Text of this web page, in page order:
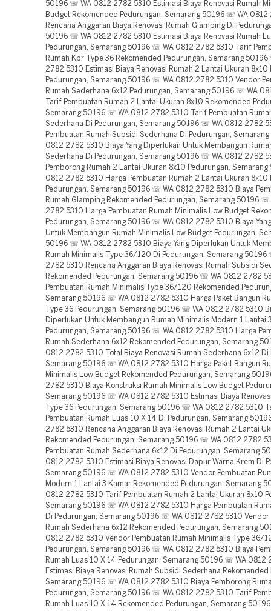
50196 ☏ WA 0812 2782 5310 Estimasi Biaya Renovasi Rumah
Budget Rekomended Pedurungan, Semarang 50196 ☏ WA 0812
Rencana Anggaran Biaya Renovasi Rumah Glamping Di
50196 ☏ WA 0812 2782 5310 Estimasi Biaya Renovasi Rumah
Pedurungan, Semarang 50196 ☏ WA 0812 2782 5310 Tarif
Rumah Kpr Type 36 Rekomended Pedurungan, Semarang
2782 5310 Estimasi Biaya Renovasi Rumah 2 Lantai Ukuran 8x10
Pedurungan, Semarang 50196 ☏ WA 0812 2782 5310 Vendor
Rumah Sederhana 6x12 Pedurungan, Semarang 50196 ☏ WA
Tarif Pembuatan Rumah 2 Lantai Ukuran 8x10 Rekomended
Semarang 50196 ☏ WA 0812 2782 5310 Tarif Pembuatan
Sederhana Di Pedurungan, Semarang 50196 ☏ WA 0812 2782
Pembuatan Rumah Subsidi Sederhana Di Pedurungan,
0812 2782 5310 Biaya Yang Diperlukan Untuk Membangun
Sederhana Di Pedurungan, Semarang 50196 ☏ WA 0812 2782
Pemborong Rumah 2 Lantai Ukuran 8x10 Pedurungan,
0812 2782 5310 Harga Pembuatan Rumah 2 Lantai Ukuran 8x10
Pedurungan, Semarang 50196 ☏ WA 0812 2782 5310 Biaya
Rumah Glamping Rekomended Pedurungan, Semarang 50196 ☏
2782 5310 Harga Pembuatan Rumah Minimalis Low Budget
Pedurungan, Semarang 50196 ☏ WA 0812 2782 5310 Biaya
Untuk Membangun Rumah Minimalis Low Budget Pedurungan,
50196 ☏ WA 0812 2782 5310 Biaya Yang Diperlukan Untuk
Rumah Minimalis Type 36/120 Di Pedurungan, Semarang
2782 5310 Rencana Anggaran Biaya Renovasi Rumah Subsidi
Rekomended Pedurungan, Semarang 50196 ☏ WA 0812 2782
Pembuatan Rumah Minimalis Type 36/120 Rekomended
Semarang 50196 ☏ WA 0812 2782 5310 Harga Paket Bangun
Type 36 Pedurungan, Semarang 50196 ☏ WA 0812 2782 5310
Diperlukan Untuk Membangun Rumah Minimalis Modern 1 Lantai
Pedurungan, Semarang 50196 ☏ WA 0812 2782 5310 Harga
Rumah Sederhana 6x12 Rekomended Pedurungan, Semarang
0812 2782 5310 Total Biaya Renovasi Rumah Sederhana 6x12 Di
Semarang 50196 ☏ WA 0812 2782 5310 Harga Paket Bangun
Minimalis Low Budget Rekomended Pedurungan, Semarang
2782 5310 Biaya Konstruksi Rumah Minimalis Low Budget
Semarang 50196 ☏ WA 0812 2782 5310 Estimasi Biaya
Type 36 Pedurungan, Semarang 50196 ☏ WA 0812 2782 5310
Pembuatan Rumah Luas 10 X 14 Di Pedurungan, Semarang
2782 5310 Rencana Anggaran Biaya Renovasi Rumah 2 Lantai
Rekomended Pedurungan, Semarang 50196 ☏ WA 0812 2782
Pembuatan Rumah Sederhana 6x12 Di Pedurungan, Semarang
0812 2782 5310 Estimasi Biaya Renovasi Dapur Warna Krem Di
Semarang 50196 ☏ WA 0812 2782 5310 Vendor Pembuatan
Modern 1 Lantai 3 Kamar Rekomended Pedurungan, Semarang
0812 2782 5310 Tarif Pembuatan Rumah 2 Lantai Ukuran 8x10
Semarang 50196 ☏ WA 0812 2782 5310 Harga Pembuatan
Di Pedurungan, Semarang 50196 ☏ WA 0812 2782 5310 Vendor
Rumah Sederhana 6x12 Rekomended Pedurungan, Semarang
0812 2782 5310 Vendor Pembuatan Rumah Minimalis Type 36/
Pedurungan, Semarang 50196 ☏ WA 0812 2782 5310 Biaya
Rumah Luas 10 X 14 Pedurungan, Semarang 50196 ☏ WA 0812
Estimasi Biaya Renovasi Rumah Subsidi Sederhana Rekomended
Semarang 50196 ☏ WA 0812 2782 5310 Biaya Pemborong
Pedurungan, Semarang 50196 ☏ WA 0812 2782 5310 Tarif
Rumah Luas 10 X 14 Rekomended Pedurungan, Semarang